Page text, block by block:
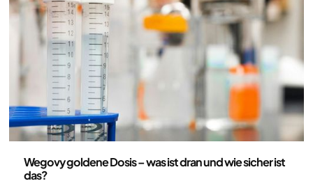
Wegovy goldene Dosis – was ist dran und wie sicher ist
das?